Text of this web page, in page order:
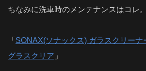
ちなみに洗車時のメンテナンスはコレ。
「 SONAX(ソナックス) ガラスクリーナ
グラスクリア 」